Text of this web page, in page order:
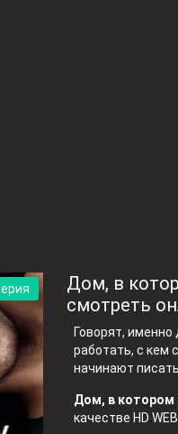
Дом, в
смотреть
Говорят,
работать, с кем
начинают
Дом, в котором
качестве HD